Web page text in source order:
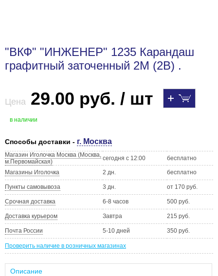
"ВКФ" "ИНЖЕНЕР" 1235 Карандаш
графитный заточенный 2М (2B) .
Цена 29.00 руб. / шт
в наличии
Способы доставки - г. Москва
Магазин Иголочка Москва (Москва,
м.Первомайская)
сегодня с 12:00 бесплатно
Магазины Иголочка 2 дн. бесплатно
Пункты самовывоза 3 дн. от 170 руб.
Срочная доставка 6-8 часов 500 руб.
Доставка курьером Завтра 215 руб.
Почта России 5-10 дней 350 руб.
Проверить наличие в розничных магазинах
Описание